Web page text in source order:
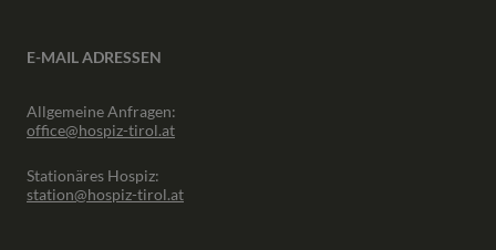
E-MAIL ADRESSEN
Allgemeine Anfragen:
office@hospiz-tirol.at
Stationäres Hospiz:
station@hospiz-tirol.at